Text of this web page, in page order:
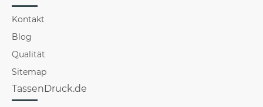
Kontakt
Blog
Qualität
Sitemap
TassenDruck.de